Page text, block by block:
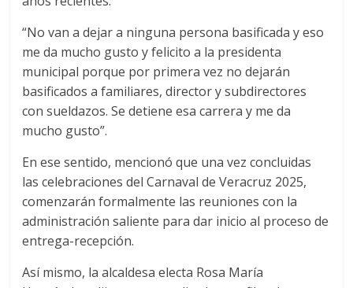
“No van a dejar a ninguna persona basificada y eso
me da mucho gusto y felicito a la presidenta
municipal porque por primera vez no dejarán
basificados a familiares, director y subdirectores
con sueldazos. Se detiene esa carrera y me da
mucho gusto”.
En ese sentido, mencionó que una vez concluidas
las celebraciones del Carnaval de Veracruz 2025,
comenzarán formalmente las reuniones con la
administración saliente para dar inicio al proceso de
entrega-recepción.
Así mismo, la alcaldesa electa Rosa María